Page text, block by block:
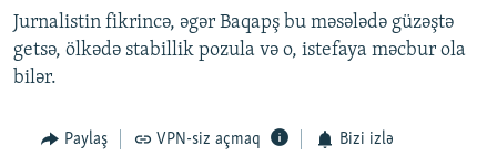
Jurnalistin fikrincə, əgər Baqapş bu məsələdə güzəştə
getsə, ölkədə stabillik pozula və o, istefaya məcbur ola
bilər.
Paylaş VPN-siz açmaq Bizi izlə